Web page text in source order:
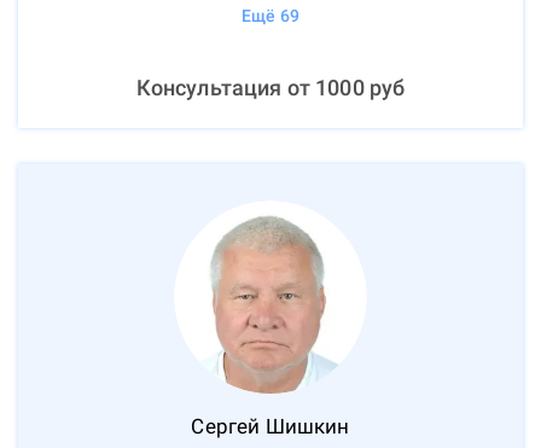
Ещё 69
Консультация от 1000руб
Сергей Шишкин